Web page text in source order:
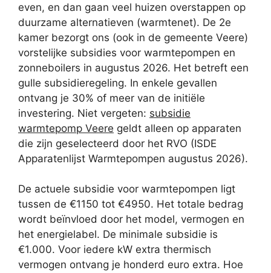
even, en dan gaan veel huizen overstappen op
duurzame alternatieven (warmtenet). De 2e
kamer bezorgt ons (ook in de gemeente Veere)
vorstelijke subsidies voor warmtepompen en
zonneboilers in augustus 2026. Het betreft een
gulle subsidieregeling. In enkele gevallen
ontvang je 30% of meer van de initiële
investering. Niet vergeten: subsidie
warmtepomp Veere geldt alleen op apparaten
die zijn geselecteerd door het RVO (ISDE
Apparatenlijst Warmtepompen augustus 2026).
De actuele subsidie voor warmtepompen ligt
tussen de €1150 tot €4950. Het totale bedrag
wordt beïnvloed door het model, vermogen en
het energielabel. De minimale subsidie is
€1.000. Voor iedere kW extra thermisch
vermogen ontvang je honderd euro extra. Hoe